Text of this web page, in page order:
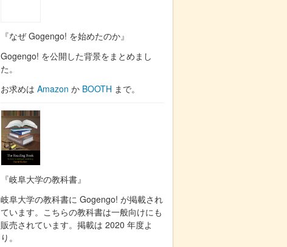
『なぜ Gogengo! を始めたのか』
Gogengo! を公開した背景をまとめまし
た。
お求めは Amazon か BOOTH まで。
『岐阜大学の教科書』
岐阜大学の教科書に Gogengo! が掲載され
ています。こちらの教科書は一般向けにも
販売されています。掲載は 2020 年度よ
り。